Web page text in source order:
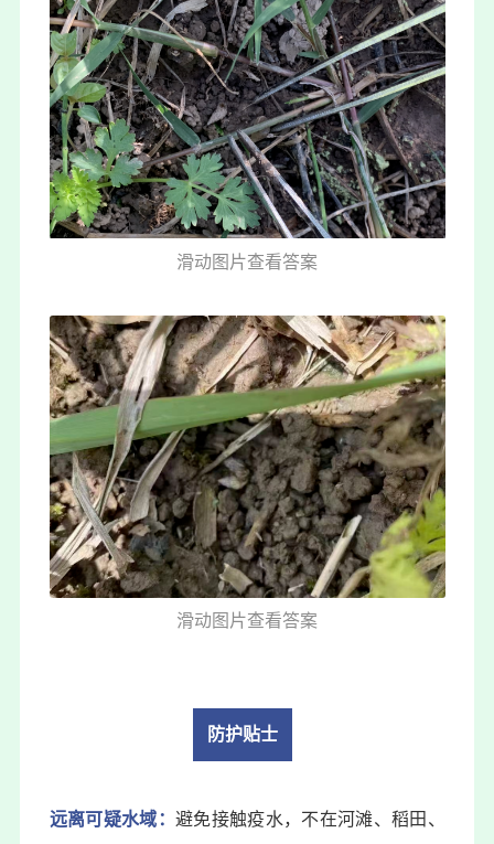
滑动图片查看答案
滑动图片查看答案
防护贴士
远离可疑水域： 避免接触疫水，不在河滩、稻田、